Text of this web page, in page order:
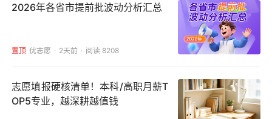
2026年各省市提前批波动分析汇总
置顶 优志愿 2天前 阅读 8208
志愿填报硬核清单！本科/高职月薪T
OP5专业，越深耕越值钱